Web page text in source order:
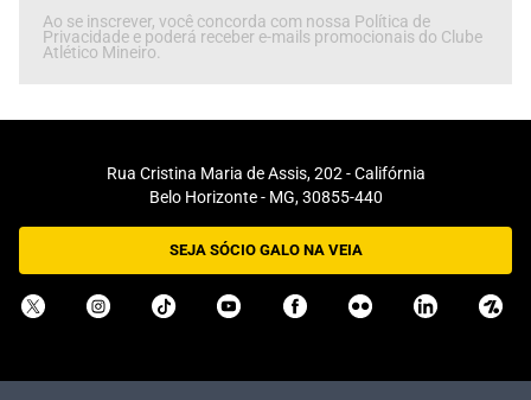
Ao se inscrever, você concorda com nossa Política de
Privacidade e poderá receber e-mails promocionais do Clube
Atlético Mineiro.
Rua Cristina Maria de Assis, 202 - Califórnia
Belo Horizonte - MG, 30855-440
SEJA SÓCIO GALO NA VEIA